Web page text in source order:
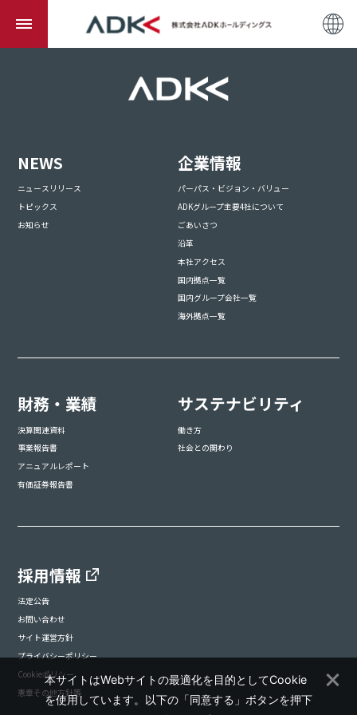
NEWS
ニュースリリース
トピックス
お知らせ
企業情報
パーパス・ビジョン・バリュー
ADKグループ主要4社について
ごあいさつ
沿革
本社アクセス
国内拠点一覧
国内グループ会社一覧
海外拠点一覧
財務・業績
決算関連資料
事業報告書
アニュアルレポート
有価証券報告書
サステナビリティ
働き方
社会との関わり
採用情報
法定公告
お問い合わせ
サイト運営方針
プライバシーポリシー
Cookieポリシー
憲章その他方針等
本サイトはWebサイトの最適化を目的としてCookie
を使用しています。以下の「同意する」ボタンを押下